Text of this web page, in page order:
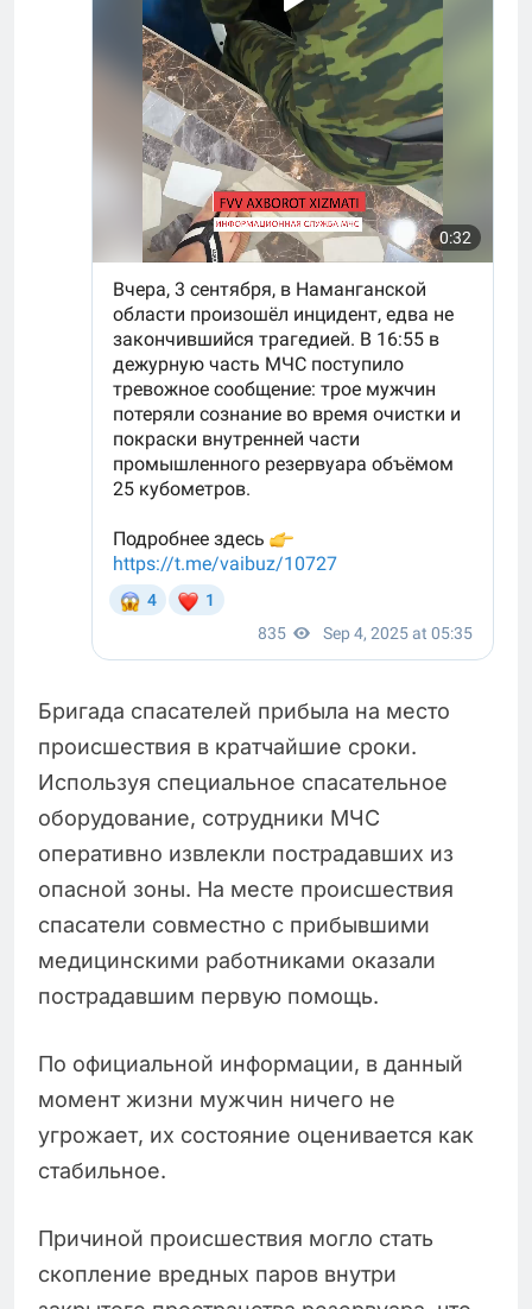
Бригада спасателей прибыла на место
происшествия в кратчайшие сроки.
Используя специальное спасательное
оборудование, сотрудники МЧС
оперативно извлекли пострадавших из
опасной зоны. На месте происшествия
спасатели совместно с прибывшими
медицинскими работниками оказали
пострадавшим первую помощь.
По официальной информации, в данный
момент жизни мужчин ничего не
угрожает, их состояние оценивается как
стабильное.
Причиной происшествия могло стать
скопление вредных паров внутри